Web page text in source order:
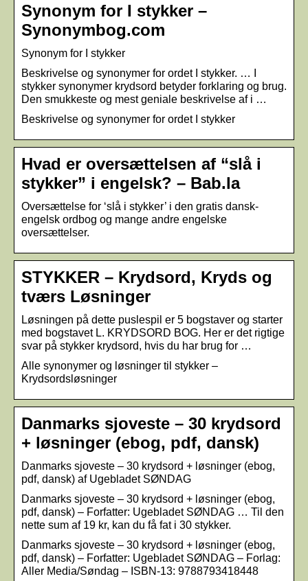
Synonym for I stykker –
Synonymbog.com
Synonym for I stykker
Beskrivelse og synonymer for ordet I stykker. … I
stykker synonymer krydsord betyder forklaring og brug.
Den smukkeste og mest geniale beskrivelse af i …
Beskrivelse og synonymer for ordet I stykker
Hvad er oversættelsen af “slå i
stykker” i engelsk? – Bab.la
Oversættelse for ‘slå i stykker’ i den gratis dansk-
engelsk ordbog og mange andre engelske
oversættelser.
STYKKER – Krydsord, Kryds og
tværs Løsninger
Løsningen på dette puslespil er 5 bogstaver og starter
med bogstavet L. KRYDSORD BOG. Her er det rigtige
svar på stykker krydsord, hvis du har brug for …
Alle synonymer og løsninger til stykker –
Krydsordsløsninger
Danmarks sjoveste – 30 krydsord
+ løsninger (ebog, pdf, dansk)
Danmarks sjoveste – 30 krydsord + løsninger (ebog,
pdf, dansk) af Ugebladet SØNDAG
Danmarks sjoveste – 30 krydsord + løsninger (ebog,
pdf, dansk) – Forfatter: Ugebladet SØNDAG … Til den
nette sum af 19 kr, kan du få fat i 30 stykker.
Danmarks sjoveste – 30 krydsord + løsninger (ebog,
pdf, dansk) – Forfatter: Ugebladet SØNDAG – Forlag:
Aller Media/Søndag – ISBN-13: 9788793418448